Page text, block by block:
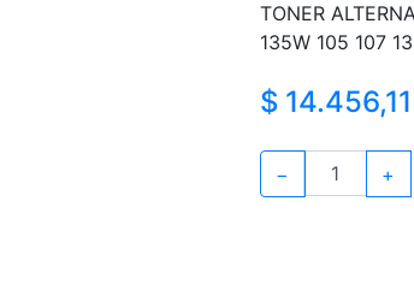
TONER
135W 105 107
$ 14.456,11
− +